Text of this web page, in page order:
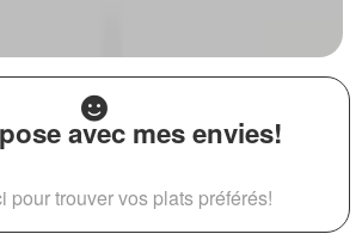
avec mes envies!
pour trouver vos plats préférés!